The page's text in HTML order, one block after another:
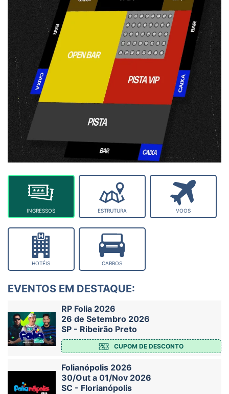
INGRESSOS ESTRUTURA VOOS
HOTÉIS CARROS
EVENTOS EM DESTAQUE:
RP Folia 2026
26 de Setembro 2026
SP - Ribeirão Preto
CUPOM DE DESCONTO
Folianópolis 2026
30/Out a 01/Nov 2026
SC - Florianópolis